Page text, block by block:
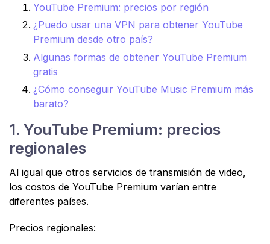
YouTube Premium: precios por región
¿Puedo usar una VPN para obtener YouTube
Premium desde otro país?
Algunas formas de obtener YouTube Premium
gratis
¿Cómo conseguir YouTube Music Premium más
barato?
1. YouTube Premium: precios
regionales
Al igual que otros servicios de transmisión de video,
los costos de YouTube Premium varían entre
diferentes países.
Precios regionales: